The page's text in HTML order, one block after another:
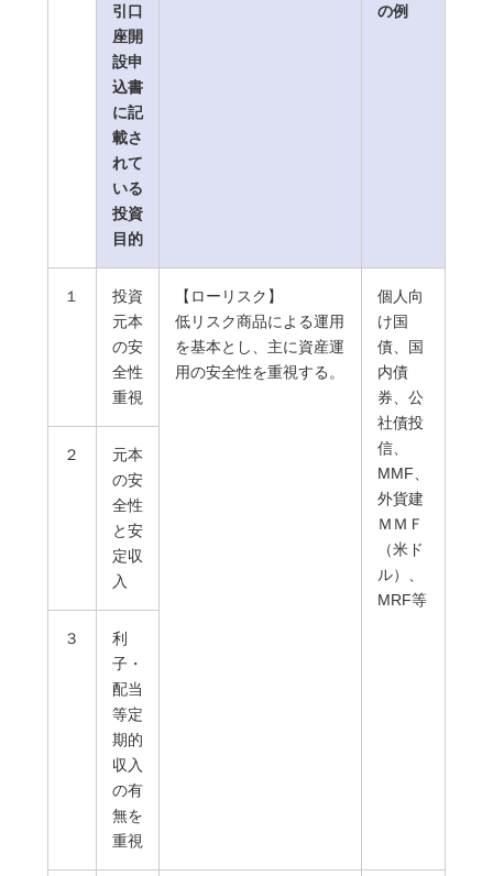
引口
座開
設申
込書
に記
載さ
れて
いる
投資
目的
の例
１
投資
元本
の安
全性
重視
【ローリスク】
低リスク商品による運用
を基本とし、主に資産運
用の安全性を重視する。
個人向
け国
債、国
内債
券、公
社債投
信、
MMF、
外貨建
ＭＭＦ
（米ド
ル）、
MRF等
２
元本
の安
全性
と安
定収
入
３
利
子・
配当
等定
期的
収入
の有
無を
重視